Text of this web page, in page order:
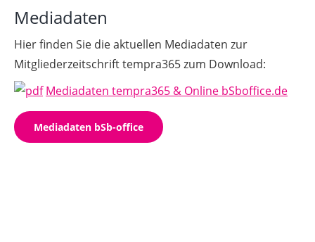
Mediadaten
Hier finden Sie die aktuellen Mediadaten zur
Mitgliederzeitschrift tempra365 zum Download:
Mediadaten tempra365 & Online bSboffice.de
Mediadaten bSb-office